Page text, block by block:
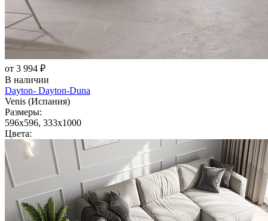
от 3 994 ₽
В наличии
Dayton- Dayton-Duna
Venis (Испания)
Размеры:
596x596, 333x1000
Цвета: